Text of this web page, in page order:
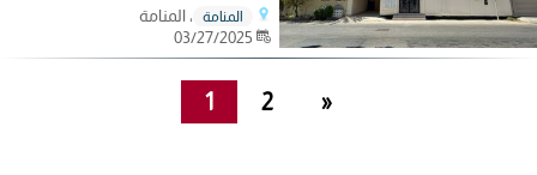
المنامة
، المنامة
1 2 »